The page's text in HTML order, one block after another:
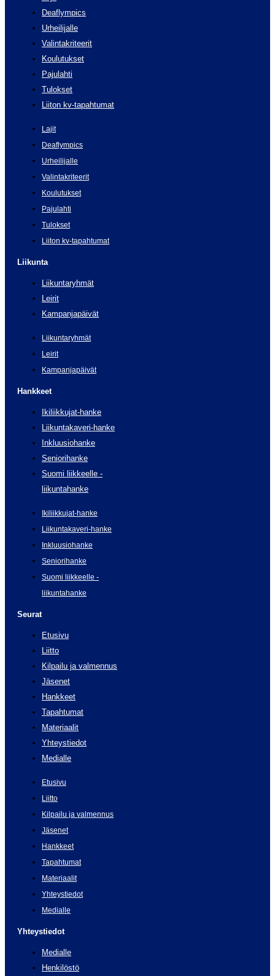
Deaflympics
Urheilijalle
Valintakriteerit
Koulutukset
Pajulahti
Tulokset
Liiton kv-tapahtumat
Lajit
Deaflympics
Urheilijalle
Valintakriteerit
Koulutukset
Pajulahti
Tulokset
Liiton kv-tapahtumat
Liikunta
Liikuntaryhmät
Leirit
Kampanjapäivät
Liikuntaryhmät
Leirit
Kampanjapäivät
Hankkeet
Ikiliikkujat-hanke
Liikuntakaveri-hanke
Inkluusiohanke
Seniorihanke
Suomi liikkeelle -
liikuntahanke
Ikiliikkujat-hanke
Liikuntakaveri-hanke
Inkluusiohanke
Seniorihanke
Suomi liikkeelle -
liikuntahanke
Seurat
Etusivu
Liitto
Kilpailu ja valmennus
Jäsenet
Hankkeet
Tapahtumat
Materiaalit
Yhteystiedot
Medialle
Etusivu
Liitto
Kilpailu ja valmennus
Jäsenet
Hankkeet
Tapahtumat
Materiaalit
Yhteystiedot
Medialle
Yhteystiedot
Medialle
Henkilöstö